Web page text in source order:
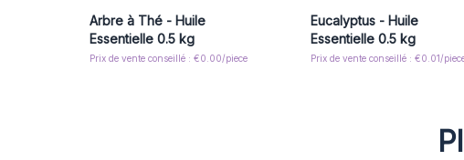
Arbre à Thé - Huile
Essentielle 0.5 kg
Prix de vente conseillé : €0.00/piece
Eucalyptus - Huile
Essentielle 0.5 kg
Prix de vente conseillé : €0.01/